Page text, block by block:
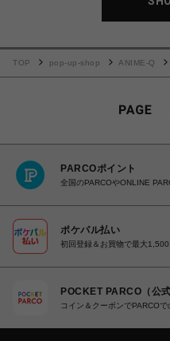
TOP pop-up-shop ANIME-Q
PARCOポイント
全国のPARCOやONLINE
ポケパル払い
初回登録＆お買物で最大
POCKET PARCO（公式
コイン＆クーポンでPARCO